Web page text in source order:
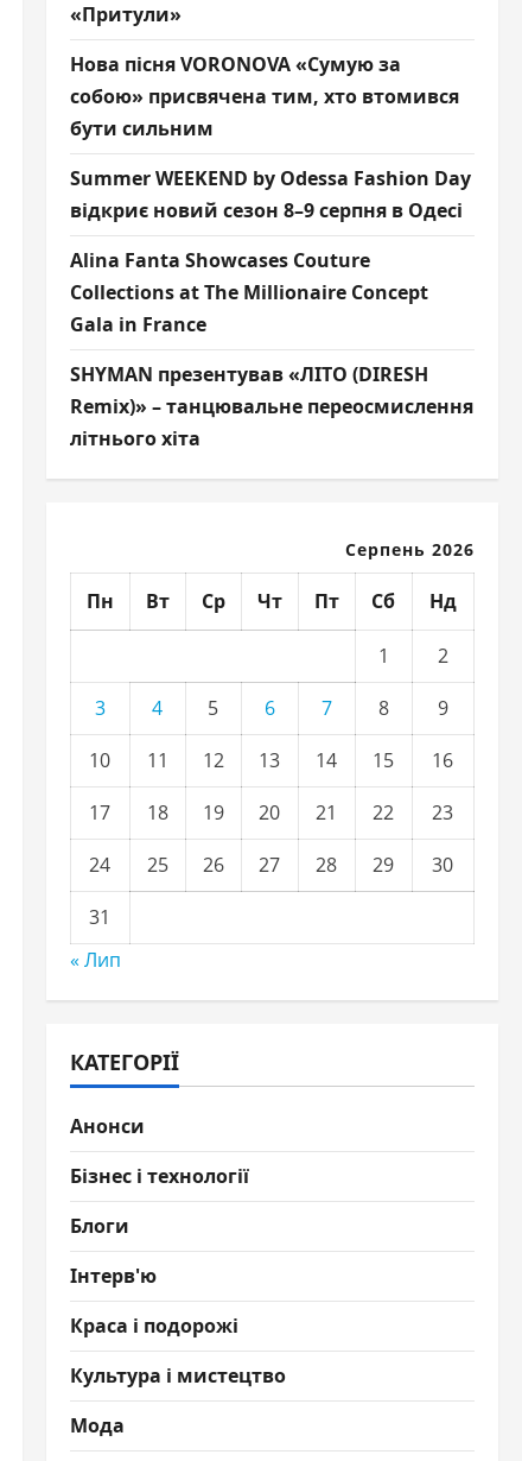
«Притули»
Нова пісня VORONOVA «Сумую за
собою» присвячена тим, хто втомився
бути сильним
Summer WEEKEND by Odessa Fashion Day
відкриє новий сезон 8–9 серпня в Одесі
Alina Fanta Showcases Couture
Collections at The Millionaire Concept
Gala in France
SHYMAN презентував «ЛІТО (DIRESH
Remix)» – танцювальне переосмислення
літнього хіта
Серпень 2026
Пн Вт Ср Чт Пт Сб Нд
1
2
3
4 5 6 7 8
9
10
11 12 13 14 15
16
17
18 19 20 21 22
23
24
25 26 27 28 29
30
31
« Лип
КАТЕГОРІЇ
Анонси
Бізнес і технології
Блоги
Інтерв'ю
Краса і подорожі
Культура і мистецтво
Мода